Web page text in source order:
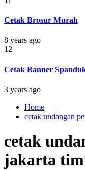
Cetak Brosur Murah
8 years ago
12
Cetak Banner
3 years ago
Home
cetak undangan
cetak
jakarta